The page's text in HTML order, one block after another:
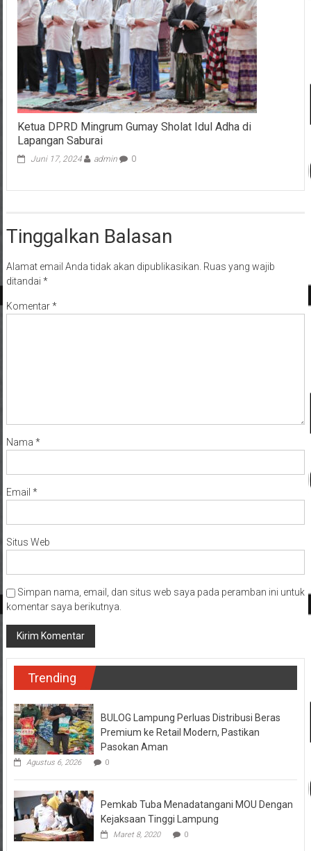
Ketua DPRD Mingrum Gumay Sholat Idul Adha di
Lapangan Saburai
Juni 17, 2024 admin 0
Tinggalkan Balasan
Alamat email Anda tidak akan dipublikasikan. Ruas yang wajib
ditandai *
Komentar*
Nama *
Email *
Situs Web
Simpan nama, email, dan situs web saya pada peramban ini untuk
komentar saya berikutnya.
Trending
BULOG Lampung Perluas Distribusi Beras
Premium ke Retail Modern, Pastikan
Pasokan Aman
Agustus 6, 2026 0
Pemkab Tuba Menadatangani MOU Dengan
Kejaksaan Tinggi Lampung
Maret 8, 2020 0